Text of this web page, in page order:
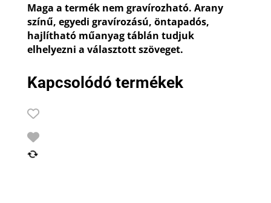
Maga a termék nem gravírozható. Arany
színű, egyedi gravírozású, öntapadós,
hajlítható műanyag táblán tudjuk
elhelyezni a választott szöveget.
Kapcsolódó termékek